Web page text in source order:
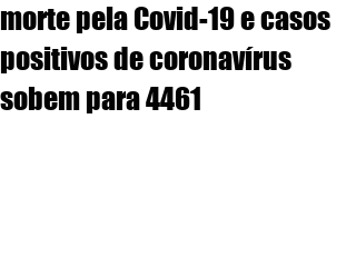
morte pela Covid-19 e casos
positivos de coronavírus
sobem para 4461